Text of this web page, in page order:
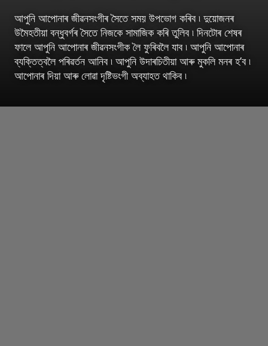
আপুনি আপোনাৰ জীৱনসংগীৰ সৈতে সময় উপভোগ কৰিব ৷ দুয়োজনৰ
উমৈহতীয়া বন্ধুবৰ্গৰ সৈতে নিজকে সামাজিক কৰি তুলিব ৷ দিনটোৰ শেষৰ
ফালে আপুনি আপোনাৰ জীৱনসংগীক লৈ ফুৰিবলৈ যাব ৷ আপুনি আপোনাৰ
ব্যক্তিত্বলৈ পৰিৱৰ্তন আনিব ৷ আপুনি উদাৰচিতীয়া আৰু মুকলি মনৰ হ’ব ৷
আপোনাৰ দিয়া আৰু লোৱা দৃষ্টিভংগী অব্যাহত থাকিব ৷